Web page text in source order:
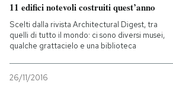
11 edifici notevoli costruiti quest’anno
Scelti dalla rivista Architectural Digest, tra
quelli di tutto il mondo: ci sono diversi musei,
qualche grattacielo e una biblioteca
26/11/2016